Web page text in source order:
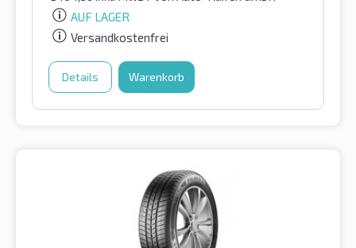
AUF LAGER
Versandkostenfrei
Details Warenkorb